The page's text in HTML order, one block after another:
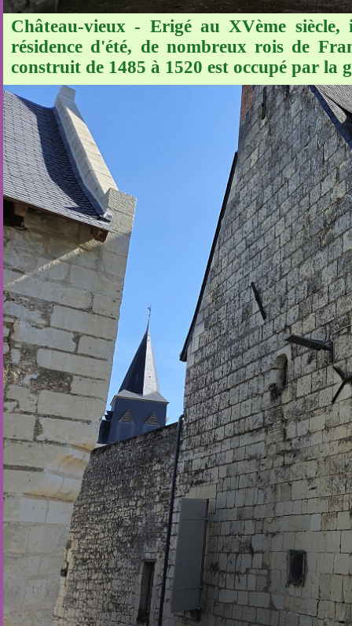
Château-vieux - Erigé au XVème
résidence d'été, de nombreux rois de
construit de 1485 à 1520 est occupé par la